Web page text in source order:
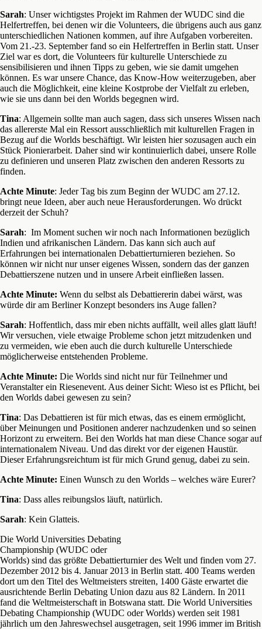
Sarah: Unser wichtigstes Projekt im Rahmen der WUDC sind die
Helfertreffen, bei denen wir die Volunteers, die übrigens auch aus ganz
unterschiedlichen Nationen kommen, auf ihre Aufgaben vorbereiten.
Vom 21.-23. September fand so ein Helfertreffen in Berlin statt. Unser
Ziel war es dort, die Volunteers für kulturelle Unterschiede zu
sensibilisieren und ihnen Tipps zu geben, wie sie damit umgehen
können. Es war unsere Chance, das Know-How weiterzugeben, aber
auch die Möglichkeit, eine kleine Kostprobe der Vielfalt zu erleben,
wie sie uns dann bei den Worlds begegnen wird.
Tina: Allgemein sollte man auch sagen, dass sich unseres Wissen nach
das allererste Mal ein Ressort ausschließlich mit kulturellen Fragen in
Bezug auf die Worlds beschäftigt. Wir leisten hier sozusagen auch ein
Stück Pionierarbeit. Daher sind wir kontinuierlich dabei, unsere Rolle
zu definieren und unseren Platz zwischen den anderen Ressorts zu
finden.
Achte Minute: Jeder Tag bis zum Beginn der WUDC am 27.12.
bringt neue Ideen, aber auch neue Herausforderungen. Wo drückt
derzeit der Schuh?
Sarah: Im Moment suchen wir noch nach Informationen bezüglich
Indien und afrikanischen Ländern. Das kann sich auch auf
Erfahrungen bei internationalen Debattierturnieren beziehen. So
können wir nicht nur unser eigenes Wissen, sondern das der ganzen
Debattierszene nutzen und in unsere Arbeit einfließen lassen.
Achte Minute: Wenn du selbst als Debattiererin dabei wärst, was
würde dir am Berliner Konzept besonders ins Auge fallen?
Sarah: Hoffentlich, dass mir eben nichts auffällt, weil alles glatt läuft!
Wir versuchen, viele etwaige Probleme schon jetzt mitzudenken und
zu vermeiden, wie eben auch die durch kulturelle Unterschiede
möglicherweise entstehenden Probleme.
Achte Minute: Die Worlds sind nicht nur für Teilnehmer und
Veranstalter ein Riesenevent. Aus deiner Sicht: Wieso ist es Pflicht, bei
den Worlds dabei gewesen zu sein?
Tina: Das Debattieren ist für mich etwas, das es einem ermöglicht,
über Meinungen und Positionen anderer nachzudenken und so seinen
Horizont zu erweitern. Bei den Worlds hat man diese Chance sogar auf
internationalem Niveau. Und das direkt vor der eigenen Haustür.
Dieser Erfahrungsreichtum ist für mich Grund genug, dabei zu sein.
Achte Minute: Einen Wunsch zu den Worlds – welches wäre Eurer?
Tina: Dass alles reibungslos läuft, natürlich.
Sarah: Kein Glatteis.
Die World Universities Debating
Championship (WUDC oder
Worlds) sind das größte Debattierturnier des Welt und finden vom 27.
Dezember 2012 bis 4. Januar 2013 in Berlin statt. 400 Teams werden
dort um den Titel des Weltmeisters streiten, 1400 Gäste erwartet die
ausrichtende Berlin Debating Union dazu aus 82 Ländern. In 2011
fand die Weltmeisterschaft in Botswana statt. Die World Universities
Debating Championship (WUDC oder Worlds) werden seit 1981
jährlich um den Jahreswechsel ausgetragen, seit 1996 immer im British